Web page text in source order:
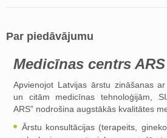
Par piedāvājumu
Medicīnas centrs ARS
Apvienojot Latvijas ārstu zināšanas
un citām medicīnas tehnoloģijām,
ARS” nodrošina augstākās kvalitātes
Ārstu konsultācijas (terapeits,